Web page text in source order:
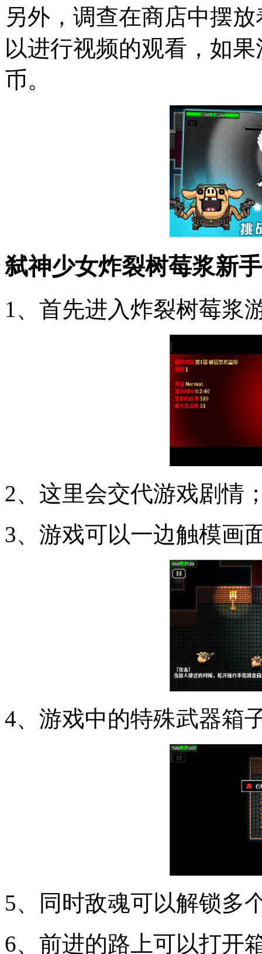
另外，调查在商店中摆
以进行视频的观看，如
币。
弑神少女炸裂树莓浆新
1、首先进入炸裂树莓浆
2、这里会交代游戏剧情
3、游戏可以一边触模画
4、游戏中的特殊武器箱
5、同时敌魂可以解锁多
6、前进的路上可以打开